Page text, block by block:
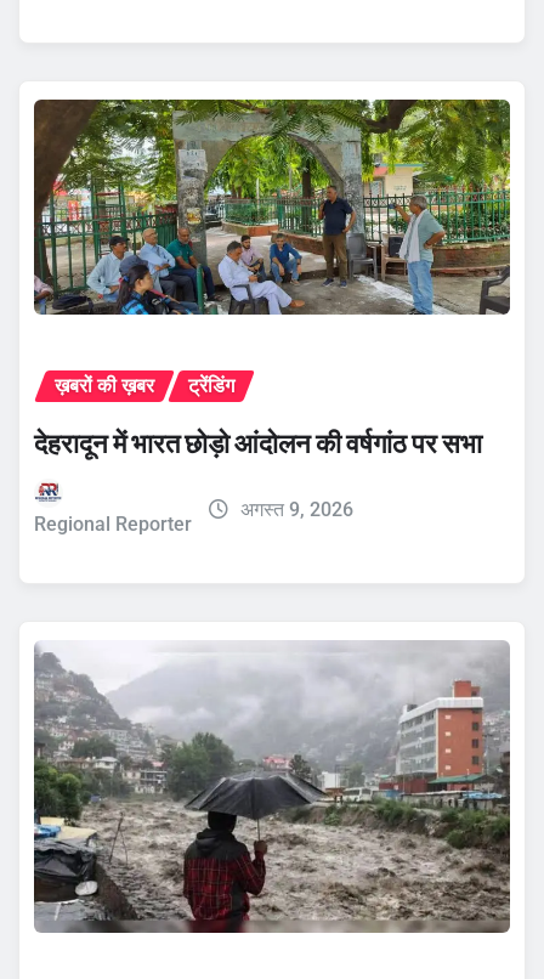
ख़बरों की ख़बर ट्रेंडिंग
देहरादून में भारत छोड़ो आंदोलन की वर्षगांठ पर सभा
Regional Reporter
अगस्त 9, 2026